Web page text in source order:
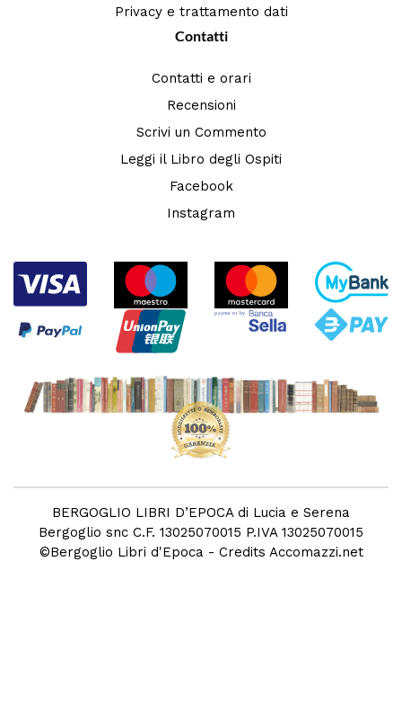
Privacy e trattamento dati
Contatti
Contatti e orari
Recensioni
Scrivi un Commento
Leggi il Libro degli Ospiti
Facebook
Instagram
BERGOGLIO LIBRI D’EPOCA di Lucia e Serena
Bergoglio snc C.F. 13025070015 P.IVA 13025070015
©Bergoglio Libri d'Epoca - Credits Accomazzi.net